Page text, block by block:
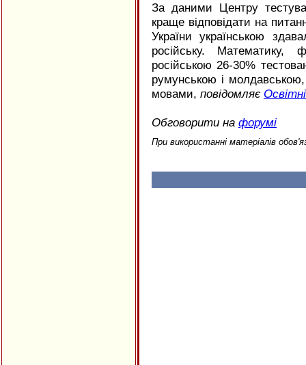
За даними Центру
краще відповідати на
України українською
російську. Математику,
російською 26-30%
румунською і
мовами, повідомляє
Обговорити на форумі
При використанні матеріалів